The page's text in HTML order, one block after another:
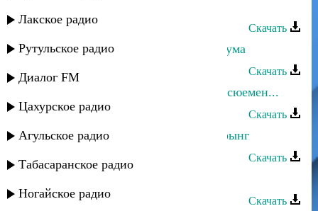
Лакское радио
Рутульское радио
Диалог FM
Цахурское радио
Агульское радио
Табасаранское радио
Ногайское радио
Скачать
Асхат Айдемиров - Гиргенсен яшаума
Скачать
Асхат Айдемиров - Гулльер берме сюемен...
Скачать
Асхат Айдемиров - Къара къашларынг
Скачать
Скачать